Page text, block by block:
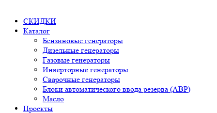
СКИДКИ
Каталог
Бензиновые генераторы
Дизельные генераторы
Газовые генераторы
Инверторные генераторы
Сварочные генераторы
Блоки автоматического ввода резерва (АВР)
Масло
Проекты